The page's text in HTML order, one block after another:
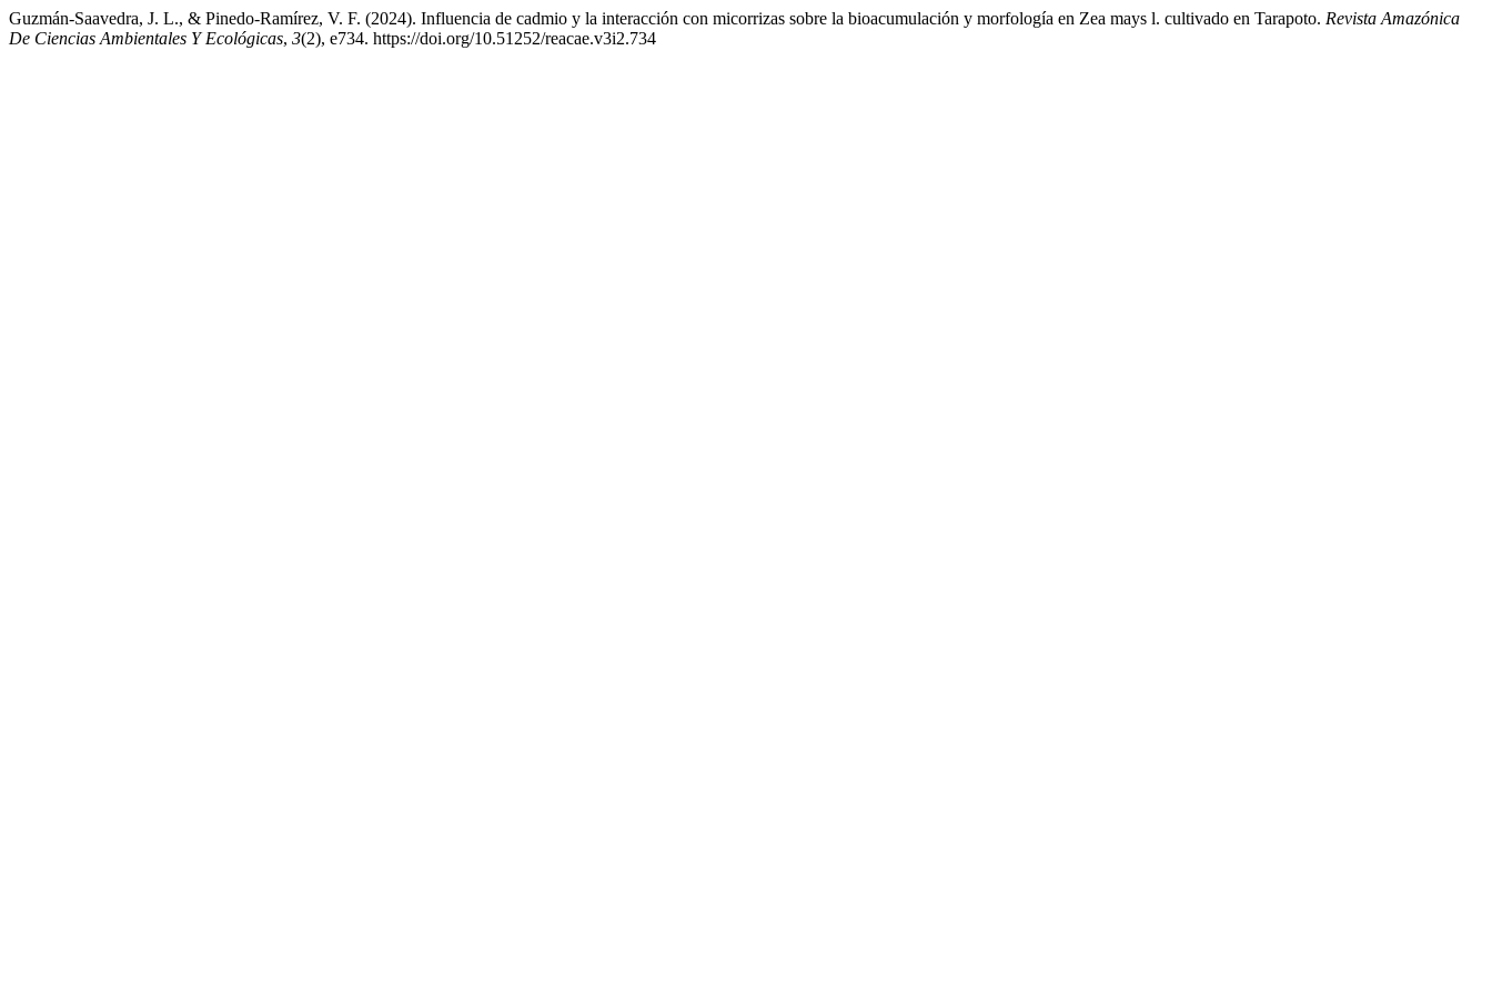
Guzmán-Saavedra, J. L., & Pinedo-Ramírez, V. F. (2024). Influencia de cadmio y la interacción con micorrizas sobre la bioacumulación y morfología en Zea mays l. cultivado en Tarapoto. Revista Amazónica
De Ciencias Ambientales Y Ecológicas, 3(2), e734. https://doi.org/10.51252/reacae.v3i2.734